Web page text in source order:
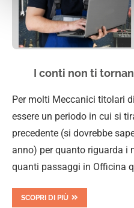
I conti non ti
Per molti Meccanici titolari
essere un periodo in cui si
precedente (si dovrebbe
anno) per quanto riguarda i
quanti passaggi in Officina
SCOPRI DI PIÙ